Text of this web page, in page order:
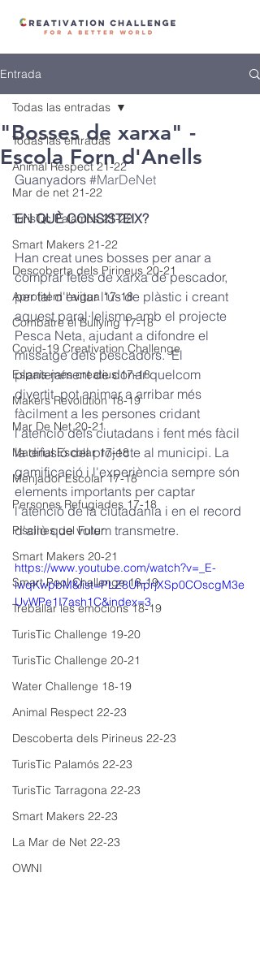
Entrada
Todas las entradas
Animal Respect 21-22
Mar de net 21-22
TurisTic Palamós 21-22
Smart Makers 21-22
Descoberta dels Pirineus 20-21
Aprofitem l'aigua 17-18
Combatre el Bullying 17-18
Covid-19 Creativation Challenge
Espais més creatius 17-18
Makers Revolution 18-19
Mar De Net 20-21
Material Escolar 17-18
Menjador Escolar 17-18
Persones Refugiades 17-18
Piscines del Futur
Smart Makers 20-21
Smart Pool Challenge 18-19
Treballar les emocions 18-19
TurisTic Challenge 19-20
TurisTic Challenge 20-21
Water Challenge 18-19
Animal Respect 22-23
Descoberta dels Pirineus 22-23
TurisTic Palamós 22-23
TurisTic Tarragona 22-23
Smart Makers 22-23
La Mar de Net 22-23
OWNI
Todas las entradas
"Bosses de xarxa" -
Escola Forn d'Anells
Guanyadors #MarDeNet
EN QUÈ CONSISTEIX?
Han creat unes bosses per anar a
comprar fetes de xarxa de pescador,
per tal d'evitar l'ús de plàstic i creant
aquest paral·lelisme amb el projecte
Pesca Neta, ajudant a difondre el
missatge dels pescadors.  El
plantejament de donar quelcom
divertit  pot animar a arribar més
fàcilment a les persones cridant
l'atenció dels ciutadans i fent més fàcil
la difusió del projecte al municipi. La
gamificació i l'experiència sempre són
elements importants per captar
l'atenció de la ciutadania i en el record
d'allò que volem transmetre.
https://www.youtube.com/watch?v=_E-
iwqKwpbM&list=PLZ8UhprjXSp0COscgM3e
UvWPe1I7ash1C&index=3